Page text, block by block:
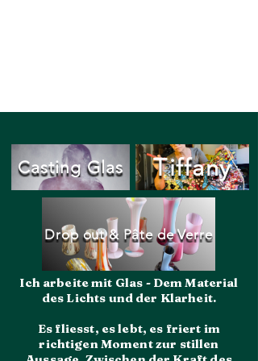
Tiffany
Casting Glas
Drop out & Pâte de Verre
Ich arbeite mit Glas - Dem Material
des Lichts und der Klarheit.
Es fliesst, es lebt, es friert im
richtigen Moment zur stillen